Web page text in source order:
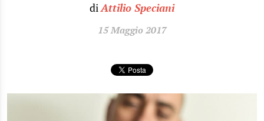
diAttilio Speciani
15 Maggio 2017